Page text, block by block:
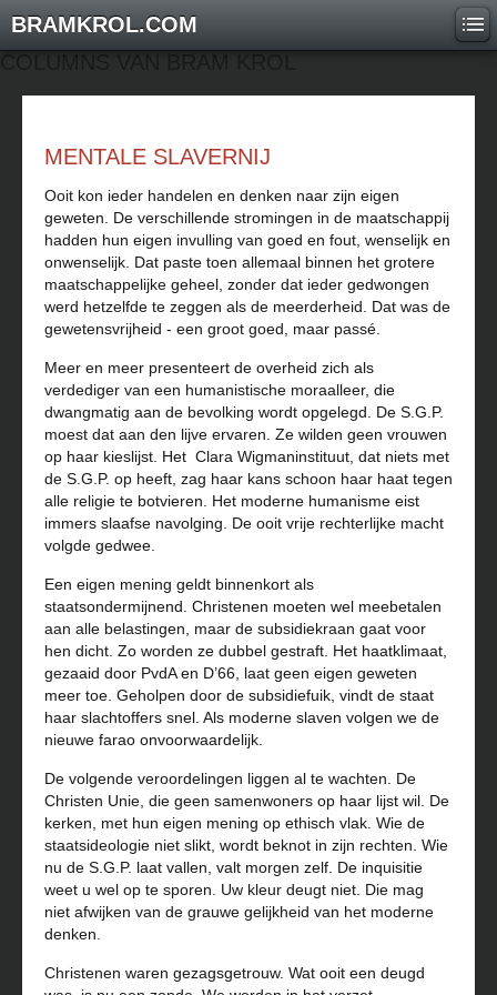
BRAMKROL.COM
MENTALE SLAVERNIJ
Ooit kon ieder handelen en denken naar zijn eigen
geweten. De verschillende stromingen in de maatschappij
hadden hun eigen invulling van goed en fout, wenselijk en
onwenselijk. Dat paste toen allemaal binnen het grotere
maatschappelijke geheel, zonder dat ieder gedwongen
werd hetzelfde te zeggen als de meerderheid. Dat was de
gewetensvrijheid - een groot goed, maar passé.
Meer en meer presenteert de overheid zich als
verdediger van een humanistische moraalleer, die
dwangmatig aan de bevolking wordt opgelegd. De S.G.P.
moest dat aan den lijve ervaren. Ze wilden geen vrouwen
op haar kieslijst. Het Clara Wigmaninstituut, dat niets met
de S.G.P. op heeft, zag haar kans schoon haar haat tegen
alle religie te botvieren. Het moderne humanisme eist
immers slaafse navolging. De ooit vrije rechterlijke macht
volgde gedwee.
Een eigen mening geldt binnenkort als
staatsondermijnend. Christenen moeten wel meebetalen
aan alle belastingen, maar de subsidiekraan gaat voor
hen dicht. Zo worden ze dubbel gestraft. Het haatklimaat,
gezaaid door PvdA en D’66, laat geen eigen geweten
meer toe. Geholpen door de subsidiefuik, vindt de staat
haar slachtoffers snel. Als moderne slaven volgen we de
nieuwe farao onvoorwaardelijk.
De volgende veroordelingen liggen al te wachten. De
Christen Unie, die geen samenwoners op haar lijst wil. De
kerken, met hun eigen mening op ethisch vlak. Wie de
staatsideologie niet slikt, wordt beknot in zijn rechten. Wie
nu de S.G.P. laat vallen, valt morgen zelf. De inquisitie
weet u wel op te sporen. Uw kleur deugt niet. Die mag
niet afwijken van de grauwe gelijkheid van het moderne
denken.
Christenen waren gezagsgetrouw. Wat ooit een deugd